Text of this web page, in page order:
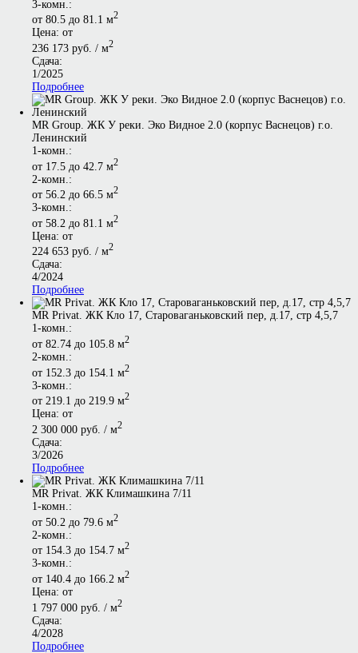
3-комн.:
от 80.5 до 81.1 м2
Цена: от
236 173 руб. / м2
Сдача:
1/2025
Подробнее
MR Group. ЖК У реки. Эко Видное 2.0 (корпус Васнецов) г.о.
Ленинский
1-комн.:
от 17.5 до 42.7 м2
2-комн.:
от 56.2 до 66.5 м2
3-комн.:
от 58.2 до 81.1 м2
Цена: от
224 653 руб. / м2
Сдача:
4/2024
Подробнее
MR Privat. ЖК Кло 17, Староваганьковский пер, д.17, стр 4,5,7
1-комн.:
от 82.74 до 105.8 м2
2-комн.:
от 152.3 до 154.1 м2
3-комн.:
от 219.1 до 219.9 м2
Цена: от
2 300 000 руб. / м2
Сдача:
3/2026
Подробнее
MR Privat. ЖК Климашкина 7/11
1-комн.:
от 50.2 до 79.6 м2
2-комн.:
от 154.3 до 154.7 м2
3-комн.:
от 140.4 до 166.2 м2
Цена: от
1 797 000 руб. / м2
Сдача:
4/2028
Подробнее